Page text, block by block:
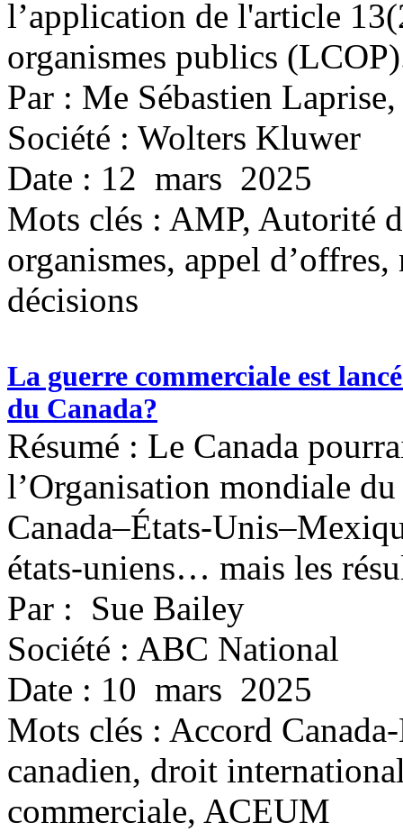
l’application de l'article
organismes publics
Par : Me Sébastien
Société : Wolters Kluwer
Date : 12 mars 2025
Mots clés : AMP, Autorité
organismes, appel
décisions
La guerre commerciale est
du Canada?
Résumé : Le Canada
l’Organisation mondiale
Canada–États-
états-uniens… mais les
Par : Sue Bailey
Société : ABC National
Date : 10 mars 2025
Mots clés : Accord
canadien, droit
commerciale, ACEUM